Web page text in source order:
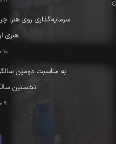
سرمایه‌گذاری روی هنر:
هنری
10 خرداد در 3:14 pm
به مناسبت دومین
نخستین
9 خرداد در 5:17 pm